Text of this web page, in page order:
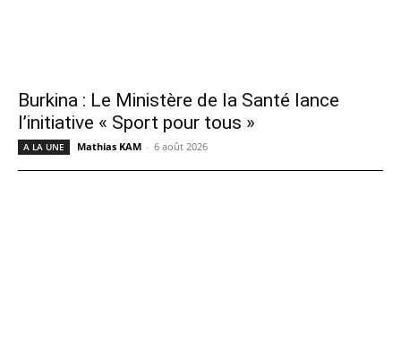
Burkina : Le Ministère de la Santé lance
l’initiative « Sport pour tous »
A LA UNE Mathias KAM - 6 août 2026